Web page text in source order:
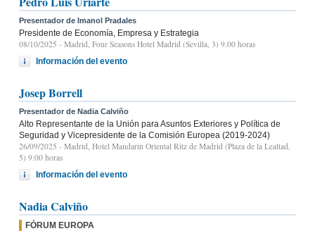
Presentador de Imanol Pradales
Presidente de Economía, Empresa y Estrategia
08/10/2025 - Madrid, Four Seasons Hotel Madrid (Sevilla, 3) 9.00 horas
Información del evento
Josep Borrell
Presentador de Nadia Calviño
Alto Representante de la Unión para Asuntos Exteriores y Política de
Seguridad y Vicepresidente de la Comisión Europea (2019-2024)
26/09/2025 - Madrid, Hotel Mandarin Oriental Ritz de Madrid (Plaza de la Lealtad,
5) 9:00 horas
Información del evento
Nadia Calviño
FÓRUM EUROPA